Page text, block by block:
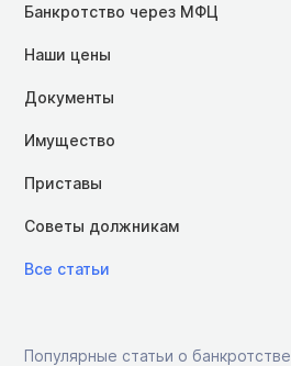
Банкротство через МФЦ
Наши цены
Документы
Имущество
Приставы
Советы должникам
Все статьи
Популярные статьи о банкротстве